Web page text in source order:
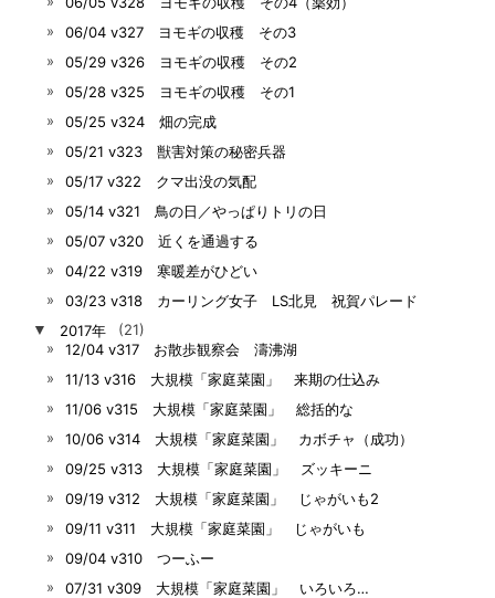
06/04 v327 ヨモギの収穫 その3
05/29 v326 ヨモギの収穫 その2
05/28 v325 ヨモギの収穫 その1
05/25 v324 畑の完成
05/21 v323 獣害対策の秘密兵器
05/17 v322 クマ出没の気配
05/14 v321 鳥の日／やっぱりトリの日
05/07 v320 近くを通過する
04/22 v319 寒暖差がひどい
03/23 v318 カーリング女子 LS北見 祝賀パレード
▼
2017年
(21)
12/04 v317 お散歩観察会 濤沸湖
11/13 v316 大規模「家庭菜園」 来期の仕込み
11/06 v315 大規模「家庭菜園」 総括的な
10/06 v314 大規模「家庭菜園」 カボチャ（成功）
09/25 v313 大規模「家庭菜園」 ズッキーニ
09/19 v312 大規模「家庭菜園」 じゃがいも2
09/11 v311 大規模「家庭菜園」 じゃがいも
09/04 v310 つーふー
07/31 v309 大規模「家庭菜園」 いろいろ…